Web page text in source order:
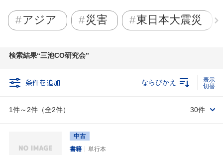
アジア 災害 東日本大震災
検索結果 三池CO研究会
条件を追加
1件～2件（全2件）
ならびかえ
30件
中古
書籍
単行本